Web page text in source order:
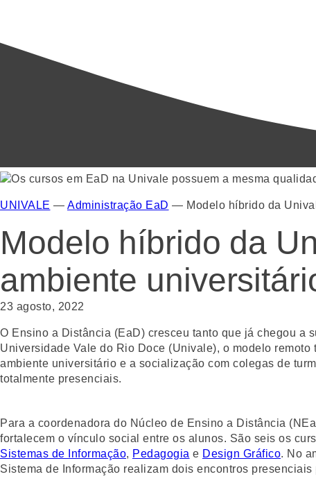
UNIVALE — Administração EaD — Modelo híbrido da
Modelo híbrido da
ambiente
23 agosto, 2022
O Ensino a Distância (EaD) cresceu tanto que já chegou a
Universidade Vale do Rio Doce (Univale), o modelo
ambiente universitário e a socialização com colegas de
totalmente presenciais.
Para a coordenadora do Núcleo de Ensino a Distância
fortalecem o vínculo social entre os alunos. São seis os
Sistemas de Informação, Pedagogia e Design Gráfico. No
Sistema de Informação realizam dois encontros